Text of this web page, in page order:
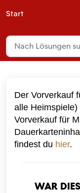
Start
Der Vorverkauf
alle
Vorverkauf für
findest du hier.
War